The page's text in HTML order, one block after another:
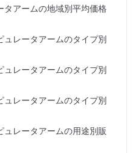
タアームの地域別平均価格
ュレータアームのタイプ別
ュレータアームのタイプ別
ュレータアームのタイプ別
ュレータアームの用途別販